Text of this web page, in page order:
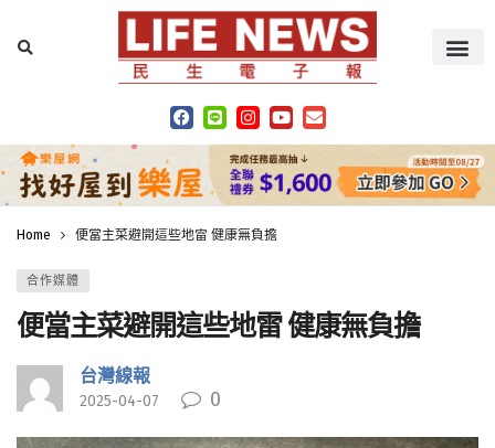
Home 便當主菜避開這些地雷 健康無負擔
合作媒體
便當主菜避開這些地雷 健康無負擔
台灣線報
2025-04-07 0